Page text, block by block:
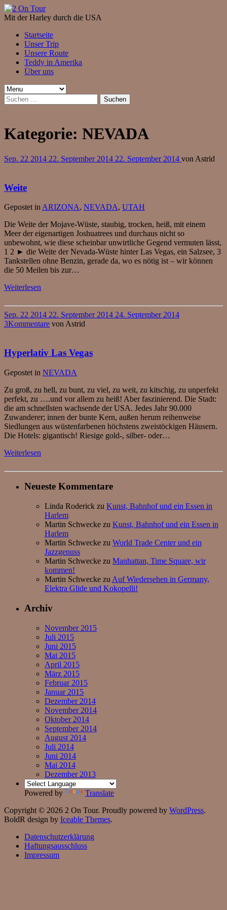
Mit der Harley durch die USA
Startseite
Unser Trip
Unsere Route
Teddy in Amerika
Über uns
Suchen
nach:
Kategorie: NEVADA
Sep. 22 2014 22. September 2014 22. September 2014 von Astrid
Weite
Gepostet in ARIZONA, NEVADA, UTAH
Die Weite der Mojave-Wüste, staubig, trocken, heiß, mit einem
Meer der eigenartigen Joshuatrees und durchaus nicht so
unbewohnt, wie diese scheinbar unwirtliche Gegend vermuten lässt,
1 2 ► die Weite der Nevada-Wüste hinter Las Vegas, ein Salzsee, 3
Tankstellen ohne Benzin, gerade da, wo es nötig ist – wir können
die 50 Meilen bis zur…
Weiterlesen
Sep. 22 2014 22. September 2014 24. September 2014
3Kommentare von Astrid
Hyperlativ Las Vegas
Gepostet in NEVADA
Zu groß, zu hell, zu bunt, zu viel, zu weit, zu kitschig, zu unperfekt
perfekt, zu ….und vor allem zu heiß! Aber faszinierend. Die Stadt:
die am schnellsten wachsende der USA. Jedes Jahr 90.000
Zuwanderer; innen der bunte Kern, außen herum reihenweise
Siedlungen aus wüstenfarbenen höchstens zweistöckigen Häusern.
Die Hotels: gigantisch! Riesige gold-, silber- oder…
Weiterlesen
Neueste Kommentare
Linda Roderick zu Kunst, Bahnhof und ein Essen in
Harlem
Martin Schwecke zu Kunst, Bahnhof und ein Essen in
Harlem
Martin Schwecke zu World Trade Center und ein
Jazzgenuss
Martin Schwecke zu Manhattan, Time Square, wir
kommen!
Martin Schwecke zu Auf Wiedersehen in Germany,
Elektra Glide und Kokopelli!
Archiv
November 2015
Juli 2015
Juni 2015
Mai 2015
April 2015
März 2015
Februar 2015
Januar 2015
Dezember 2014
November 2014
Oktober 2014
September 2014
August 2014
Juli 2014
Juni 2014
Mai 2014
Dezember 2013
Powered by
Translate
Copyright © 2026 2 On Tour. Proudly powered by WordPress.
BoldR design by Iceable Themes.
Datenschutzerklärung
Haftungsausschluss
Impressum